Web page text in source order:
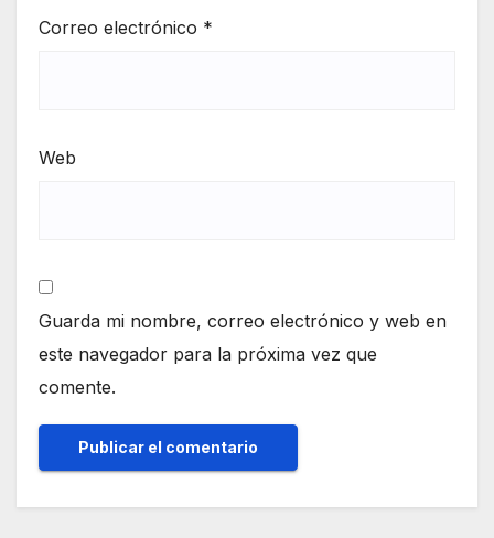
Correo electrónico *
Web
Guarda mi nombre, correo electrónico y web en
este navegador para la próxima vez que
comente.